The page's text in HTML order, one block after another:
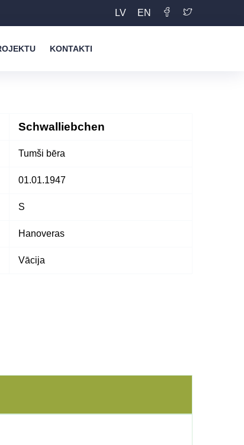
LV EN
KONTAKTI
Schwalliebchen
Tumši bēra
01.01.1947
S
Hanoveras
Vācija